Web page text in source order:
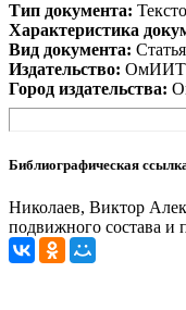
Тип документа:
Характеристика
Вид документа:
Издательство: ОмИИТ
Город издательства:
Библиографическая
Николаев, Виктор
подвижного состава и